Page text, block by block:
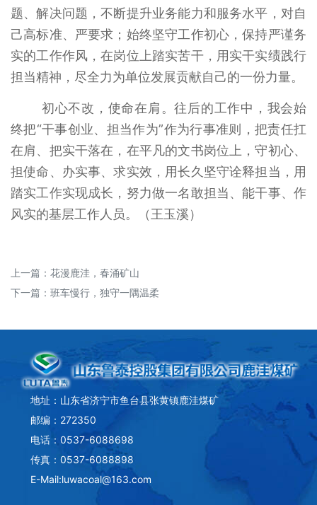
题、解决问题，不断提升业务能力和服务水平，对自
己高标准、严要求；始终坚守工作初心，保持严谨务
实的工作作风，在岗位上踏实苦干，用实干实绩践行
担当精神，尽全力为单位发展贡献自己的一份力量。
初心不改，使命在肩。往后的工作中，我会始
终把“干事创业、担当作为”作为行事准则，把责任扛
在肩、把实干落在，在平凡的文书岗位上，守初心、
担使命、办实事、求实效，用长久坚守诠释担当，用
踏实工作实现成长，努力做一名敢担当、能干事、作
风实的基层工作人员。（王玉溪）
上一篇： 花漫鹿洼，春涌矿山
下一篇： 班车慢行，独守一隅温柔
地址：山东省济宁市鱼台县张黄镇鹿洼煤矿
邮编：272350
电话：0537-6088698
传真：0537-6088898
E-Mail:luwacoal@163.com